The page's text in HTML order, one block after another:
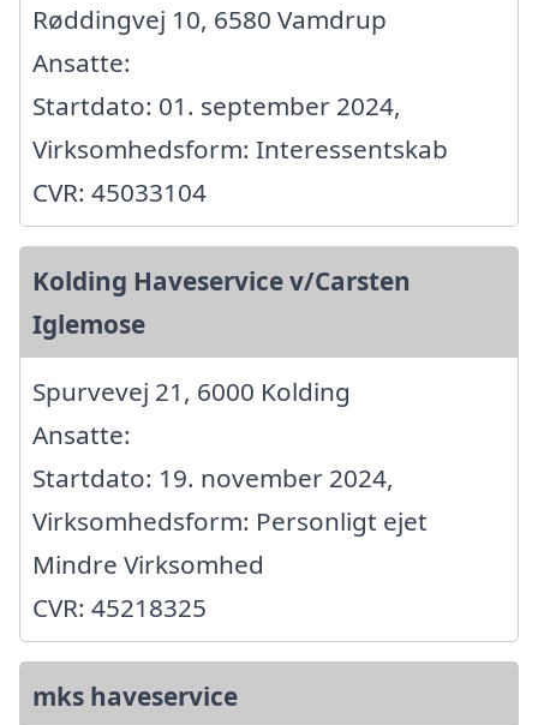
Røddingvej 10, 6580 Vamdrup
Ansatte:
Startdato: 01. september 2024,
Virksomhedsform: Interessentskab
CVR: 45033104
Kolding Haveservice v/Carsten
Iglemose
Spurvevej 21, 6000 Kolding
Ansatte:
Startdato: 19. november 2024,
Virksomhedsform: Personligt ejet
Mindre Virksomhed
CVR: 45218325
mks haveservice